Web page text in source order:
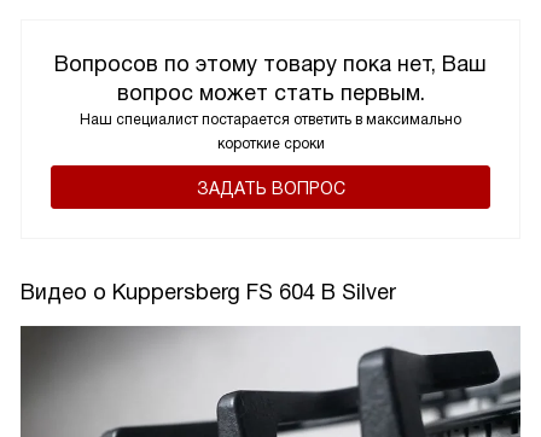
Вопросов по этому товару пока нет, Ваш
вопрос может стать первым.
Наш специалист постарается ответить в максимально
короткие сроки
ЗАДАТЬ ВОПРОС
Видео о Kuppersberg FS 604 B Silver